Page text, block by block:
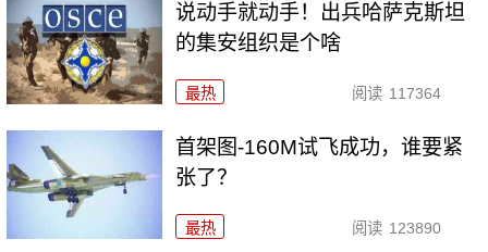
说动手就动手！出兵哈萨克斯坦
的集安组织是个啥
最热 阅读 117364
首架图-160M试飞成功，谁要紧
张了？
最热 阅读 123890